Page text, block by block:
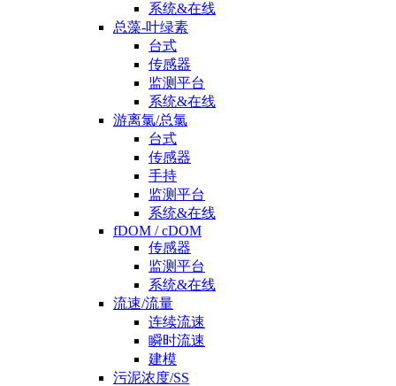
系统&在线
总藻-叶绿素
台式
传感器
监测平台
系统&在线
游离氯/总氯
台式
传感器
手持
监测平台
系统&在线
fDOM / cDOM
传感器
监测平台
系统&在线
流速/流量
连续流速
瞬时流速
建模
污泥浓度/SS